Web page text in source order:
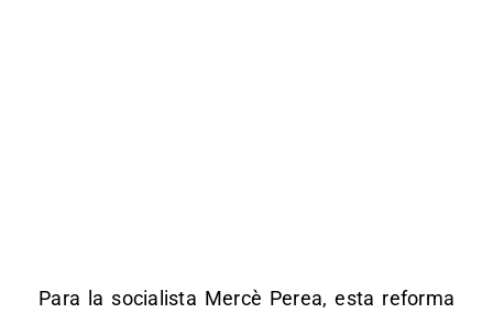
Para la socialista Mercè Perea, esta reforma